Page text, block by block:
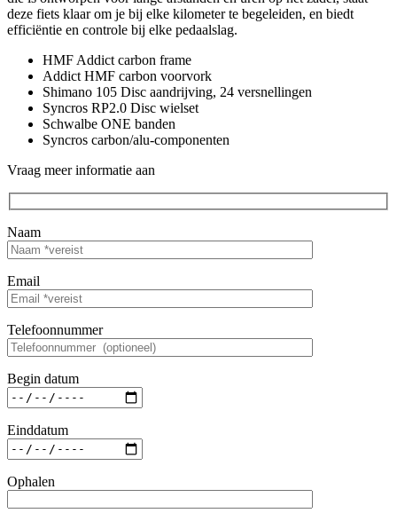
deze fiets klaar om je bij elke kilometer te begeleiden, en biedt
efficiëntie en controle bij elke pedaalslag.
HMF Addict carbon frame
Addict HMF carbon voorvork
Shimano 105 Disc aandrijving, 24 versnellingen
Syncros RP2.0 Disc wielset
Schwalbe ONE banden
Syncros carbon/alu-componenten
Vraag meer informatie aan
Naam
Email
Telefoonnummer
Begin datum
Einddatum
Ophalen